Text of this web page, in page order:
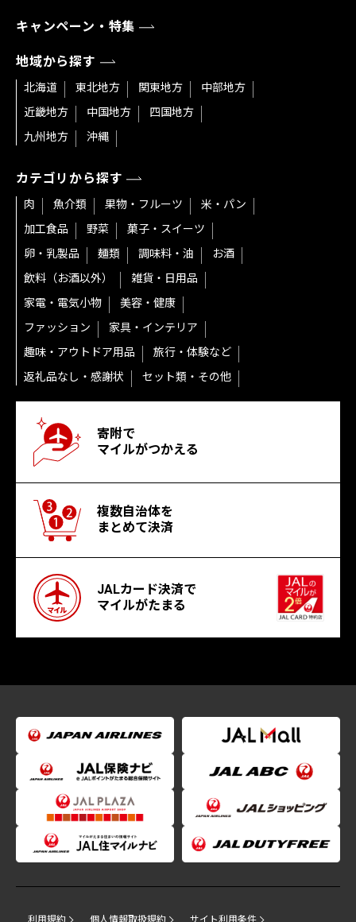
キャンペーン・特集
地域から探す
北海道 東北地方 関東地方
中部地方
近畿地方
中国地方
四国地方
九州地方
沖縄
カテゴリから探す
肉 魚介類 果物・フルーツ
米・パン
加工食品
野菜
菓子・スイーツ
卵・乳製品
麺類 調味料・油
お酒
飲料（お酒以外）
雑貨・日用品
家電・電気小物
美容・健康
ファッション
家具・インテリア
趣味・アウトドア用品
旅行・体験など
返礼品なし・感謝状
セット類・その他
寄附で
マイルがつかえる
複数自治体を
まとめて決済
JALカード決済で
マイルがたまる
利用規約 個人情報取扱規約 サイト利用条件